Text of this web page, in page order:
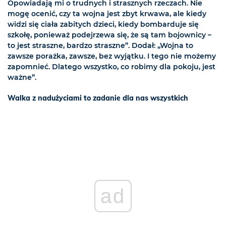
Opowiadają mi o trudnych i strasznych rzeczach. Nie
mogę ocenić, czy ta wojna jest zbyt krwawa, ale kiedy
widzi się ciała zabitych dzieci, kiedy bombarduje się
szkołę, ponieważ podejrzewa się, że są tam bojownicy –
to jest straszne, bardzo straszne”. Dodał: „Wojna to
zawsze porażka, zawsze, bez wyjątku. I tego nie możemy
zapomnieć. Dlatego wszystko, co robimy dla pokoju, jest
ważne”.
Walka z nadużyciami to zadanie dla nas wszystkich
ad